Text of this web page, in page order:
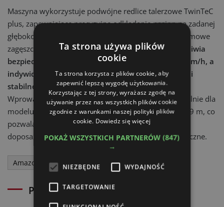
Maszyna wykorzystuje podwójne redlice talerzowe TwinTeC
plus, zapewniające precyzyjne odkładanie nasion na zadanej
głębokości, oraz opony Matrix odpowiadające za pasmowe
zagęszczanie gleby.Dwukomorowe podwozie umożliwia
bezpieczny transport drogowy z prędkością do 40 km/h, a
indywidualne zawieszenie kół poprawia zwrotność i
stabilność podczas pracy w polu.
Wprowadzone nowości są dostępne również opcjonalnie dla
modelu Cirrus 9004-2C Grand o szerokości roboczej 9 m, co
pozwala użytkownikom większych zestawów na
doposażenie maszyn w nowe rozwiązania technologiczne.
Amazone
Powiązane artykuły
Ta strona używa plików
cookie
Ta strona korzysta z plików cookie, aby
zapewnić lepszą wygodę użytkowania.
Korzystając z tej strony, wyrażasz zgodę na
używanie przez nas wszystkich plików cookie
zgodnie z warunkami naszej polityki plików
cookie. Dowiedz się więcej
POKAŻ WSZYSTKICH PARTNERÓW(847)
→
NIEZBĘDNE WYDAJNOŚĆ
TARGETOWANIE